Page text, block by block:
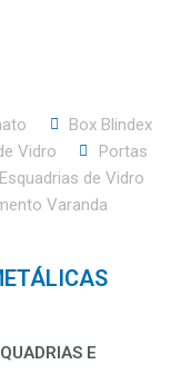
Box Blindex
Vidro
Portas
Esquadrias de Vidro
Varanda
E